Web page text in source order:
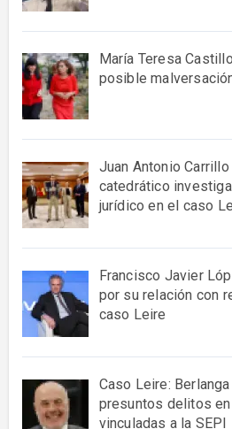
María Teresa
posible
Juan Antonio Carrillo
catedrático
jurídico en el caso
Francisco Javier
por su relación con
caso Leire
Caso Leire:
presuntos delitos
vinculadas a la SEPI